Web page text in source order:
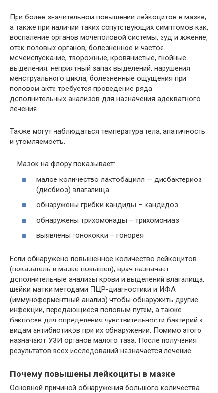
При более значительном повышении лейкоцитов в мазке,
а также при наличии таких сопутствующих симптомов как,
воспаление органов мочеполовой системы, зуд и жжение,
отек половых органов, болезненное и частое
мочеиспускание, творожные, кровянистые, гнойные
выделения, неприятный запах выделений, нарушения
менструального цикла, болезненные ощущения при
половом акте требуется проведение ряда
дополнительных анализов для назначения адекватного
лечения.
Также могут наблюдаться температура тела, апатичность
и утомляемость.
Мазок на флору показывает:
малое количество лактобацилл — дисбактериоз
(дисбиоз) влагалища
обнаружены грибки кандиды – кандидоз
обнаружены трихомонады – трихомониаз
выявлены гонококки – гонорея
Если обнаружено повышенное количество лейкоцитов
(показатель в мазке повышен), врач назначает
дополнительные анализы крови и выделений влагалища,
шейки матки методами ПЦР-диагностики и ИФА
(иммуноферментный анализ) чтобы обнаружить другие
инфекции, передающиеся половым путем, а также
бакпосев для определения чувствительности бактерий к
видам антибиотиков при их обнаружении. Помимо этого
назначают УЗИ органов малого таза. После получения
результатов всех исследований назначается лечение.
Почему повышены лейкоциты в мазке
Основной причиной обнаружения большого количества